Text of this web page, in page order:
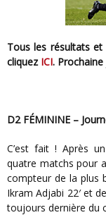
Tous les résultats et le classement à l’issue de la 5ème journée,
cliquez ICI.
D2 FÉMININE –
C’est fait ! Après un départ catastrophique en championnat –
quatre matchs pour
compteur de la plus
Ikram Adjabi 22′ et
toujours dernière du